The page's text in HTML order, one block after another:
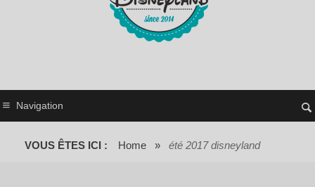
Navigation
VOUS ÊTES ICI : Home » été 2017 disneyland